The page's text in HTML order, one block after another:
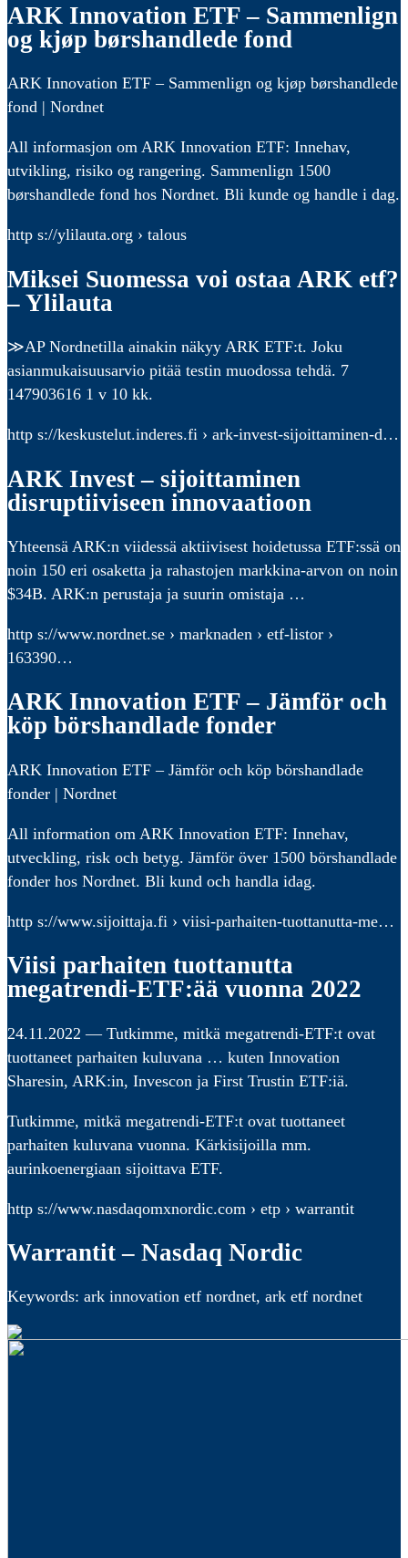
ARK Innovation ETF – Sammenlign
og kjøp børshandlede fond
ARK Innovation ETF – Sammenlign og kjøp børshandlede
fond | Nordnet
All informasjon om ARK Innovation ETF: Innehav,
utvikling, risiko og rangering. Sammenlign 1500
børshandlede fond hos Nordnet. Bli kunde og handle i dag.
http s://ylilauta.org › talous
Miksei Suomessa voi ostaa ARK etf?
– Ylilauta
≫AP Nordnetilla ainakin näkyy ARK ETF:t. Joku
asianmukaisuusarvio pitää testin muodossa tehdä. 7
147903616 1 v 10 kk.
http s://keskustelut.inderes.fi › ark-invest-sijoittaminen-d…
ARK Invest – sijoittaminen
disruptiiviseen innovaatioon
Yhteensä ARK:n viidessä aktiivisest hoidetussa ETF:ssä on
noin 150 eri osaketta ja rahastojen markkina-arvon on noin
$34B. ARK:n perustaja ja suurin omistaja …
http s://www.nordnet.se › marknaden › etf-listor ›
163390…
ARK Innovation ETF – Jämför och
köp börshandlade fonder
ARK Innovation ETF – Jämför och köp börshandlade
fonder | Nordnet
All information om ARK Innovation ETF: Innehav,
utveckling, risk och betyg. Jämför över 1500 börshandlade
fonder hos Nordnet. Bli kund och handla idag.
http s://www.sijoittaja.fi › viisi-parhaiten-tuottanutta-me…
Viisi parhaiten tuottanutta
megatrendi-ETF:ää vuonna 2022
24.11.2022 — Tutkimme, mitkä megatrendi-ETF:t ovat
tuottaneet parhaiten kuluvana … kuten Innovation
Sharesin, ARK:in, Invescon ja First Trustin ETF:iä.
Tutkimme, mitkä megatrendi-ETF:t ovat tuottaneet
parhaiten kuluvana vuonna. Kärkisijoilla mm.
aurinkoenergiaan sijoittava ETF.
http s://www.nasdaqomxnordic.com › etp › warrantit
Warrantit – Nasdaq Nordic
Keywords: ark innovation etf nordnet, ark etf nordnet